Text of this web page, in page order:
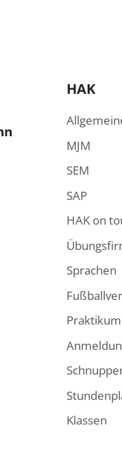
HAK
MJM
SEM
SAP
HAK on
Sprachen
Praktikum
Klassen